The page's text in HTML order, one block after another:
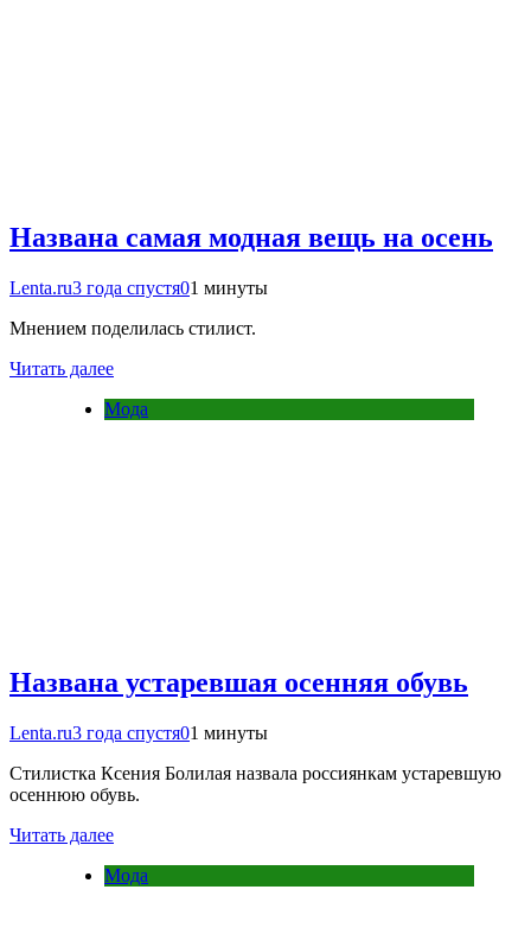
Названа самая модная вещь на осень
Lenta.ru3 года спустя01 минуты
Мнением поделилась стилист.
Читать далее
Мода
Названа устаревшая осенняя обувь
Lenta.ru3 года спустя01 минуты
Стилистка Ксения Болилая назвала россиянкам устаревшую
осеннюю обувь.
Читать далее
Мода